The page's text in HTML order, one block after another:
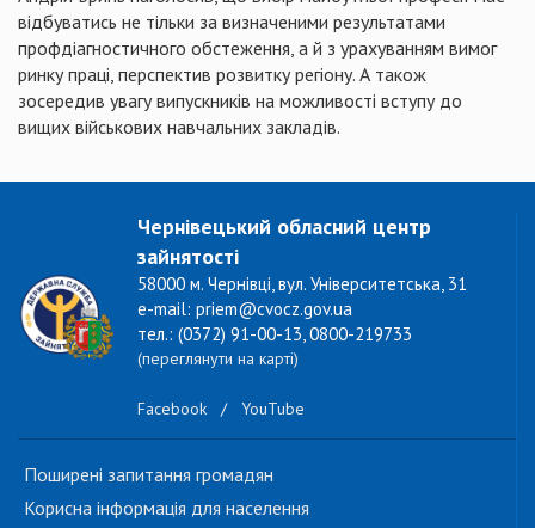
відбуватись не тільки за визначеними результатами
профдіагностичного обстеження, а й з урахуванням вимог
ринку праці, перспектив розвитку регіону. А також
зосередив увагу випускників на можливості вступу до
вищих військових навчальних закладів.
Чернівецький обласний центр
зайнятості
58000 м. Чернівці, вул. Університетська, 31
e-mail: priem@cvocz.gov.ua
тел.: (0372) 91-00-13, 0800-219733
(переглянути на карті)
Facebook / YouTube
Поширені запитання громадян
Корисна інформація для населення